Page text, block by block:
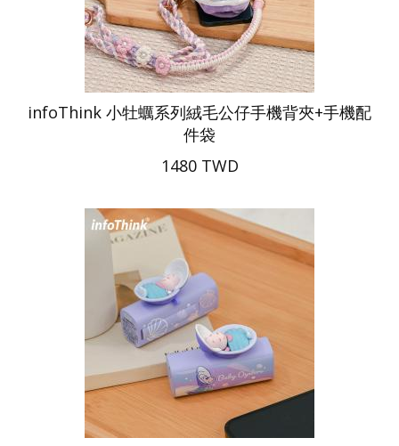
infoThink 小牡蠣系列絨毛公仔手機背夾+手機配
件袋
1480 TWD